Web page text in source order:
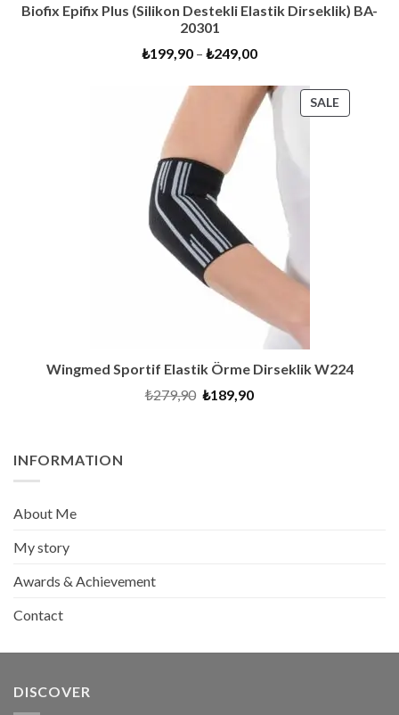
Biofix Epifix Plus (Silikon Destekli Elastik Dirseklik) BA-
20301
₺199,90 – ₺249,00
SALE
ON
Wingmed Sportif Elastik Örme Dirseklik W224
₺279,90 Original
₺189,90Current
INFORMATION
About Me
My story
Awards & Achievement
Contact
DISCOVER